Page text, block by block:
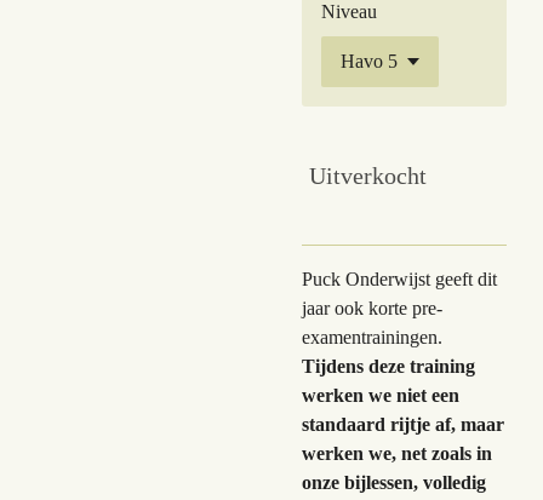
Niveau
Uitverkocht
Puck Onderwijst geeft dit
jaar ook korte pre-
examentrainingen.
Tijdens deze training
werken we niet een
standaard rijtje af, maar
werken we, net zoals in
onze bijlessen, volledig